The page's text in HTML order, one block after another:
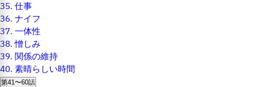
35.仕事
36.ナイフ
37.一体性
38.憎しみ
39.関係の維持
40.素晴らしい時間
第41〜60話